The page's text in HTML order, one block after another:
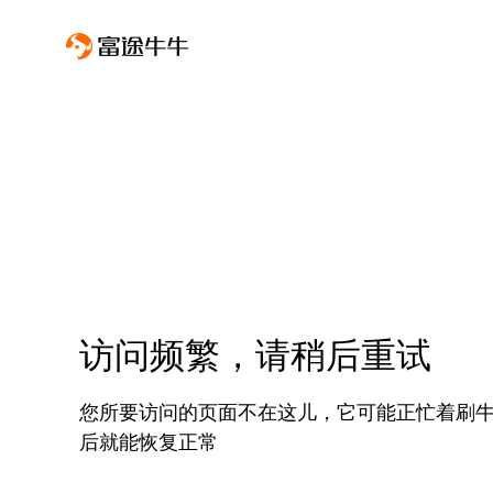
访问频繁，请稍后重试
您所要访问的页面不在这儿，它可能正忙着刷
后就能恢复正常